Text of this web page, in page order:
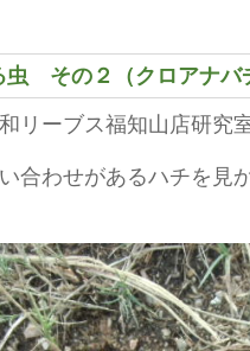
虫 その２（クロアナバ
リーブス福知山店研究
合わせがあるハチを見